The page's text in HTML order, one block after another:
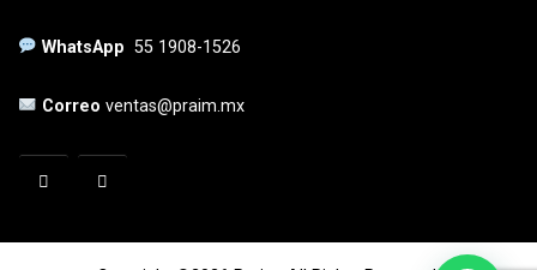
WhatsApp55 1908-1526
Correoventas@praim.mx